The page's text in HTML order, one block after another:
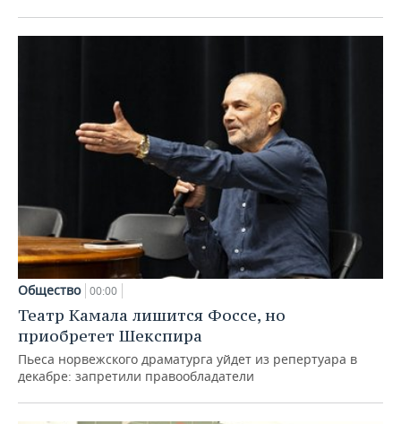
Общество 00:00
Театр Камала лишится Фоссе, но
приобретет Шекспира
Пьеса норвежского драматурга уйдет из репертуара в
декабре: запретили правообладатели